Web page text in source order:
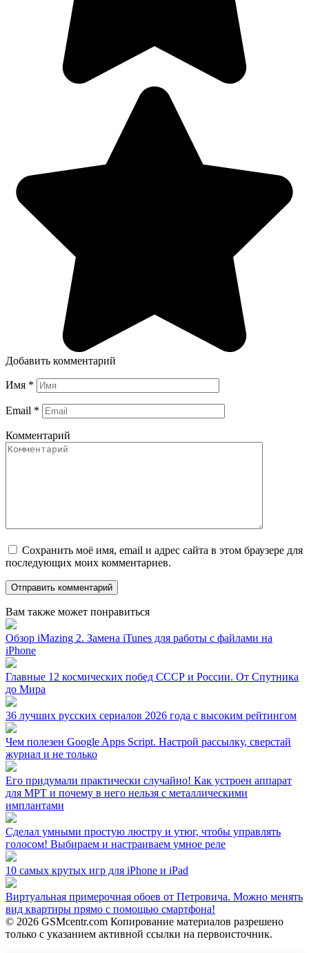
Добавить комментарий
Имя *
Email *
Комментарий
Сохранить моё имя, email и адрес сайта в этом браузере для
последующих моих комментариев.
Вам также может понравиться
Обзор iMazing 2. Замена iTunes для работы с файлами на
iPhone
Главные 12 космических побед СССР и России. От Спутника
до Мира
36 лучших русских сериалов 2026 года с высоким рейтингом
Чем полезен Google Apps Script. Настрой рассылку, сверстай
журнал и не только
Его придумали практически случайно! Как устроен аппарат
для МРТ и почему в него нельзя с металлическими
имплантами
Сделал умными простую люстру и утюг, чтобы управлять
голосом! Выбираем и настраиваем умное реле
10 самых крутых игр для iPhone и iPad
Виртуальная примерочная обоев от Петровича. Можно менять
вид квартиры прямо с помощью смартфона!
© 2026 GSMcentr.com Копирование материалов разрешено
только с указанием активной ссылки на первоисточник.